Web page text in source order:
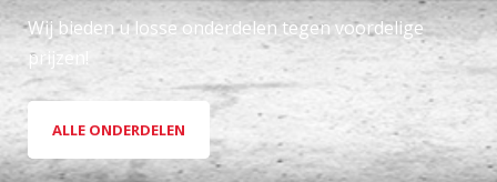
Wij bieden u losse onderdelen tegen voordelige
prijzen!
ALLE ONDERDELEN